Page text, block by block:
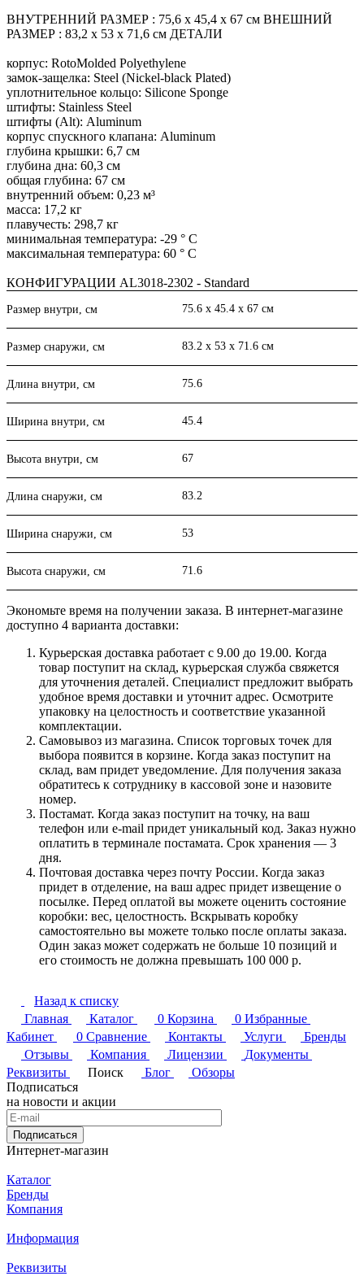
ВНУТРЕННИЙ РАЗМЕР : 75,6 x 45,4 x 67 см ВНЕШНИЙ
РАЗМЕР : 83,2 x 53 x 71,6 см ДЕТАЛИ
корпус: RotoMolded Polyethylene
замок-защелка: Steel (Nickel-black Plated)
уплотнительное кольцо: Silicone Sponge
штифты: Stainless Steel
штифты (Alt): Aluminum
корпус спускного клапана: Aluminum
глубина крышки: 6,7 см
глубина дна: 60,3 см
общая глубина: 67 см
внутренний объем: 0,23 м³
масса: 17,2 кг
плавучесть: 298,7 кг
минимальная температура: -29 ° C
максимальная температура: 60 ° C
КОНФИГУРАЦИИ AL3018-2302 - Standard
Размер внутри, см 75.6 x 45.4 x 67 см
Размер снаружи, см 83.2 x 53 x 71.6 см
Длина внутри, см 75.6
Ширина внутри, см 45.4
Высота внутри, см 67
Длина снаружи, см 83.2
Ширина снаружи, см 53
Высота снаружи, см 71.6
Экономьте время на получении заказа. В интернет-магазине
доступно 4 варианта доставки:
Курьерская доставка работает с 9.00 до 19.00. Когда
товар поступит на склад, курьерская служба свяжется
для уточнения деталей. Специалист предложит выбрать
удобное время доставки и уточнит адрес. Осмотрите
упаковку на целостность и соответствие указанной
комплектации.
Самовывоз из магазина. Список торговых точек для
выбора появится в корзине. Когда заказ поступит на
склад, вам придет уведомление. Для получения заказа
обратитесь к сотруднику в кассовой зоне и назовите
номер.
Постамат. Когда заказ поступит на точку, на ваш
телефон или e-mail придет уникальный код. Заказ нужно
оплатить в терминале постамата. Срок хранения — 3
дня.
Почтовая доставка через почту России. Когда заказ
придет в отделение, на ваш адрес придет извещение о
посылке. Перед оплатой вы можете оценить состояние
коробки: вес, целостность. Вскрывать коробку
самостоятельно вы можете только после оплаты заказа.
Один заказ может содержать не больше 10 позиций и
его стоимость не должна превышать 100 000 р.
Назад к списку
Главная
Каталог 0 Корзина 0 Избранные
Кабинет
0 Сравнение Контакты Услуги
Бренды
Отзывы
Компания Лицензии
Документы
Реквизиты
Поиск Блог
Обзоры
Подписаться
на новости и акции
Подписаться
Интернет-магазин
Каталог
Бренды
Компания
Информация
Реквизиты